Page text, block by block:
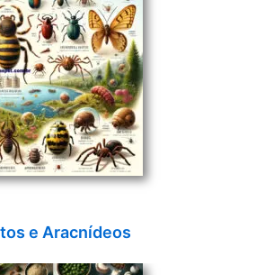
e Aracnídeos